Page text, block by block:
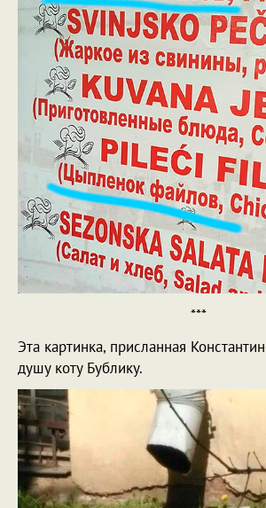
***
Эта картинка, присланная
душу коту Бублику.